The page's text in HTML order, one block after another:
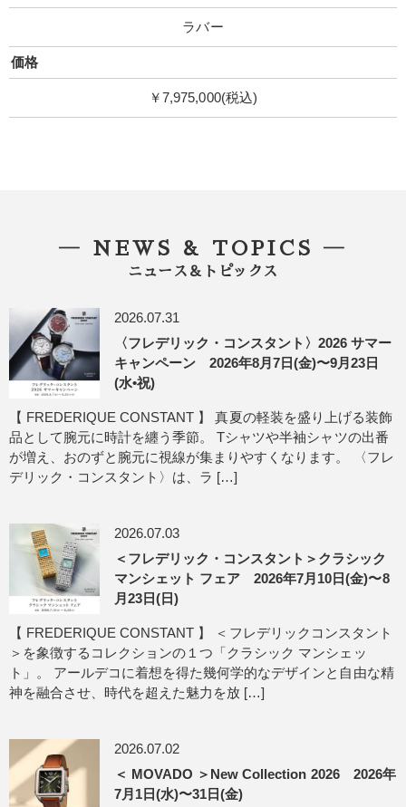
ラバー
価格
￥7,975,000(税込)
― NEWS & TOPICS ―
ニュース＆トピックス
2026.07.31
〈フレデリック・コンスタント〉2026 サマー
キャンペーン 2026年8月7日(金)〜9月23日
(水•祝)
【 FREDERIQUE CONSTANT 】 真夏の軽装を盛り上げる装飾
品として腕元に時計を纏う季節。 Tシャツや半袖シャツの出番
が増え、おのずと腕元に視線が集まりやすくなります。 〈フレ
デリック・コンスタント〉は、ラ […]
2026.07.03
＜フレデリック・コンスタント＞クラシック
マンシェット フェア 2026年7月10日(金)〜8
月23日(日)
【 FREDERIQUE CONSTANT 】 ＜フレデリックコンスタント
＞を象徴するコレクションの１つ「クラシック マンシェッ
ト」。 アールデコに着想を得た幾何学的なデザインと自由な精
神を融合させ、時代を超えた魅力を放 […]
2026.07.02
＜ MOVADO ＞New Collection 2026 2026年
7月1日(水)〜31日(金)